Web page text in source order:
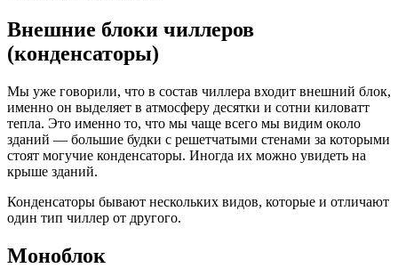
Внешние блоки чиллеров
(конденсаторы)
Мы уже говорили, что в состав чиллера входит внешний блок,
именно он выделяет в атмосферу десятки и сотни киловатт
тепла. Это именно то, что мы чаще всего мы видим около
зданий — большие будки с решетчатыми стенами за которыми
стоят могучие конденсаторы. Иногда их можно увидеть на
крыше зданий.
Конденсаторы бывают нескольких видов, которые и отличают
один тип чиллер от другого.
Моноблок